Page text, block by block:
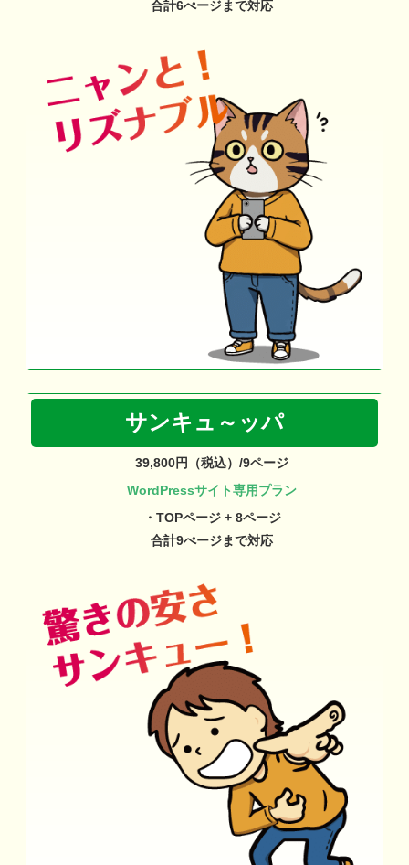
合計6ぺージまで対応
サンキュ～ッパ
39,800円（税込）/9ページ
WordPressサイト専用プラン
・TOPページ + 8ページ
合計9ぺージまで対応